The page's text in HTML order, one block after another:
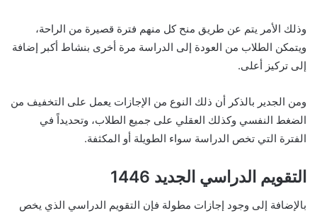
وذلك الأمر يتم عن طريق منح كل منهم فترة قصيرة من الراحة،
ويتمكن الطلاب من العودة إلى الدراسة مرة أخرى بنشاط أكبر إضافة
إلى تركيز أعلى.
ومن الجدير بالذكر أن ذلك النوع من الإجازات يعمل على التخفيف من
الضغط النفسي وكذلك العقلي على جميع الطلاب، وتحديداً في
الفترة التي تخص الدراسة سواء الطويلة أو المكثفة.
التقويم الدراسي الجديد 1446
بالإضافة إلى وجود إجازات مطولة فإن التقويم الدراسي الذي يخص